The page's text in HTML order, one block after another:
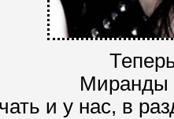
Миранды
и у нас, в